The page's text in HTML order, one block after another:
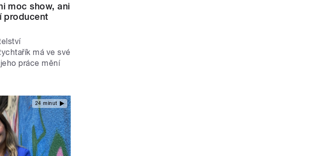
moc show, ani
producent
má ve své
práce mění
24 minut